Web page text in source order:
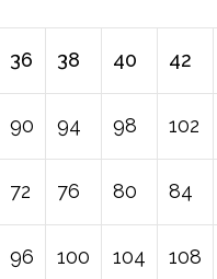
36 38 40 42
90 94 98 102
72 76 80 84
96 100 104 108